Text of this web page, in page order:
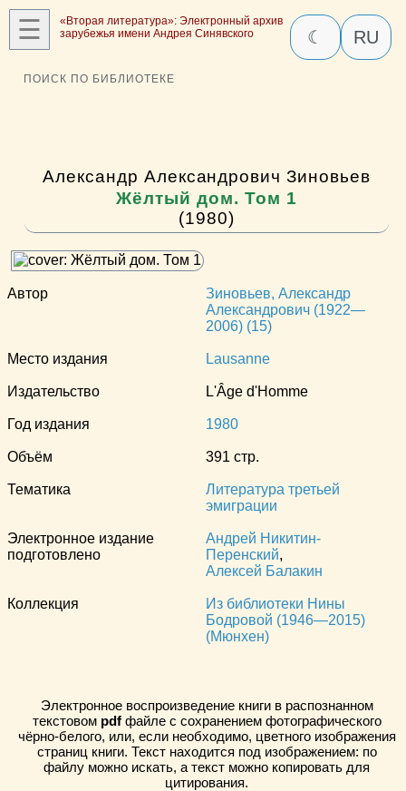
☰
«Вторая литература»: Электронный архив
зарубежья имени Андрея Синявского
☾ RU
ПОИСК ПО БИБЛИОТЕКЕ
Александр Александрович Зиновьев
Жёлтый дом. Том 1
(1980)
Автор
Зиновьев, Александр
Александрович (1922—
2006) (15)
Место издания Lausanne
Издательство L'Âge d'Homme
Год издания 1980
Объём 391 стр.
Тематика
Литература третьей
эмиграции
Электронное издание
подготовлено
Андрей Никитин-
Перенский,
Алексей Балакин
Коллекция
Из библиотеки Нины
Бодровой (1946—2015)
(Мюнхен)
Электронное воспроизведение книги в распознанном
текстовом pdfфайле с сохранением фотографического
чёрно-белого, или, если необходимо, цветного изображения
страниц книги. Текст находится под изображением: по
файлу можно искать, а текст можно копировать для
цитирования.